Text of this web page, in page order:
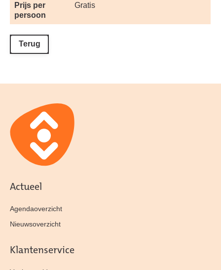
Prijs per
persoon
Gratis
Terug
Actueel
Agendaoverzicht
Nieuwsoverzicht
Klantenservice